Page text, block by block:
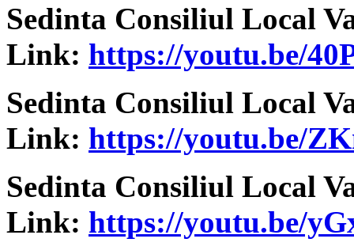
Sedinta Consiliul Local
Link: https://youtu.be/
Sedinta Consiliul Local
Link: https://youtu.be/
Sedinta Consiliul Local
Link: https://youtu.be/